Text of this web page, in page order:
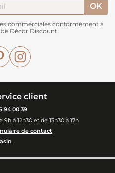
commerciales conformément à
Décor Discount
Pinterest
client
94 00 39
à 12h30 et de 13h30 à 17h
de contact